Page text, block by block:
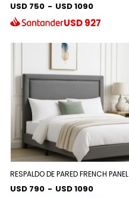
USD 750 - USD 1090
USD927
RESPALDO DE PARED FRENCH PANEL
USD 790 - USD 1090